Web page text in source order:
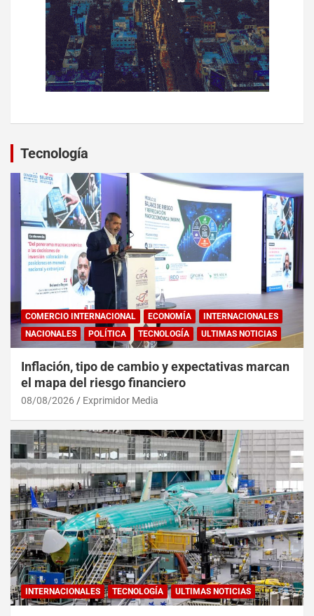
Tecnología
COMERCIO INTERNACIONAL ECONOMÍA
INTERNACIONALES
NACIONALES
POLÍTICA TECNOLOGÍA ULTIMAS NOTICIAS
Inflación, tipo de cambio y expectativas marcan
el mapa del riesgo financiero
08/08/2026 Exprimidor Media
INTERNACIONALES TECNOLOGÍA ULTIMAS NOTICIAS